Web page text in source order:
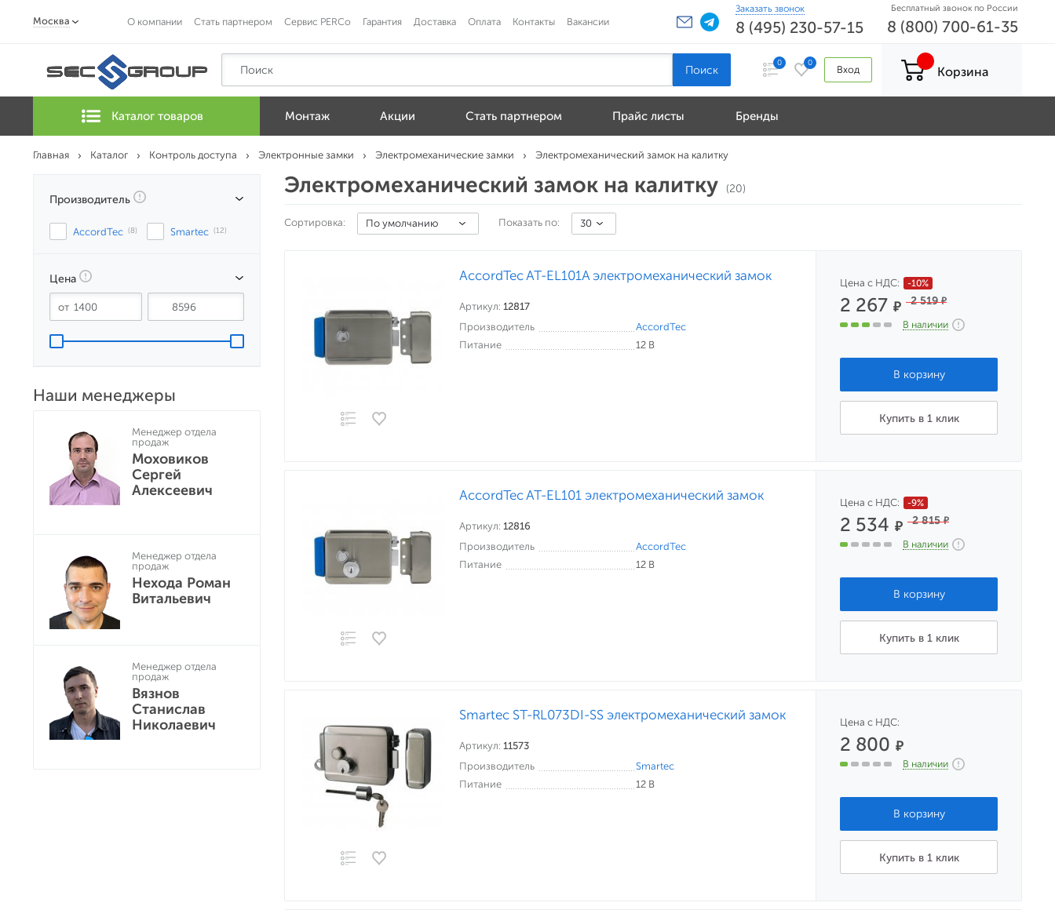
Москва О компании Стать партнером Сервис PERCo Гарантия Доставка Оплата Контакты Вакансии
Заказать звонок
8 (495) 230-57-15
Бесплатный звонок по России
8 (800) 700-61-35
0 0
Вход Корзина
Каталог товаров Монтаж Акции Стать партнером Прайс листы Бренды
Главная Каталог Контроль доступа Электронные замки Электромеханические замки Электромеханический замок на калитку
Производитель
AccordTec (8) Smartec (12)
Цена
Наши менеджеры
Менеджер отдела
продаж
Моховиков
Сергей
Алексеевич
Менеджер отдела
продаж
Нехода Роман
Витальевич
Менеджер отдела
продаж
Вязнов
Станислав
Николаевич
Электромеханический замок на калитку (20)
Сортировка: По умолчанию Показать по: 30
AccordTec AT-EL101A электромеханический замок
Артикул: 12817
Производитель
AccordTec
Питание
12 В
Цена с НДС: -10%
2 267₽ 2 519₽
В наличии
Купить в 1 клик
AccordTec AT-EL101 электромеханический замок
Артикул: 12816
Производитель
AccordTec
Питание
12 В
Цена с НДС: -9%
2 534₽ 2 815₽
В наличии
Купить в 1 клик
Smartec ST-RL073DI-SS электромеханический замок
Артикул: 11573
Производитель
Smartec
Питание
12 В
Цена с НДС:
2 800₽
В наличии
Купить в 1 клик